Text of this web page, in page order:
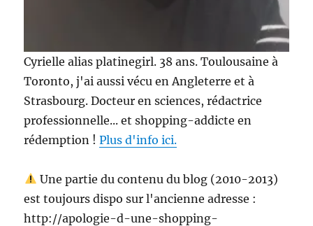
Cyrielle alias platinegirl. 38 ans. Toulousaine à
Toronto, j'ai aussi vécu en Angleterre et à
Strasbourg. Docteur en sciences, rédactrice
professionnelle... et shopping-addicte en
rédemption !Plus d'info ici.
Une partie du contenu du blog (2010-2013)
est toujours dispo sur l'ancienne adresse :
http://apologie-d-une-shopping-